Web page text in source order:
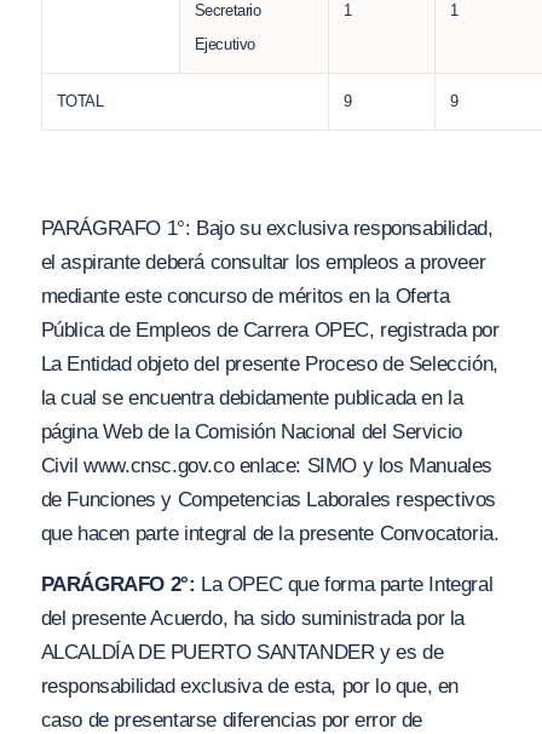
Secretario
Ejecutivo
1 1
TOTAL 9 9
PARÁGRAFO 1°: Bajo su exclusiva responsabilidad,
el aspirante deberá consultar los empleos a proveer
mediante este concurso de méritos en la Oferta
Pública de Empleos de Carrera OPEC, registrada por
La Entidad objeto del presente Proceso de Selección,
la cual se encuentra debidamente publicada en la
página Web de la Comisión Nacional del Servicio
Civil www.cnsc.gov.co enlace: SIMO y los Manuales
de Funciones y Competencias Laborales respectivos
que hacen parte integral de la presente Convocatoria.
PARÁGRAFO 2°: La OPEC que forma parte Integral
del presente Acuerdo, ha sido suministrada por la
ALCALDÍA DE PUERTO SANTANDER y es de
responsabilidad exclusiva de esta, por lo que, en
caso de presentarse diferencias por error de